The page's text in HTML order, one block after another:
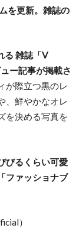
を更新。雑誌の
る 雑誌「V
ー記事が掲載さ
が際立つ黒のレ
、鮮やかなオレ
を決める写真を
びるくらい可愛
ファッショナブ
）